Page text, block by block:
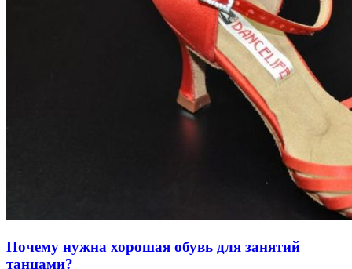
Почему нужна хорошая обувь для занятий
танцами?